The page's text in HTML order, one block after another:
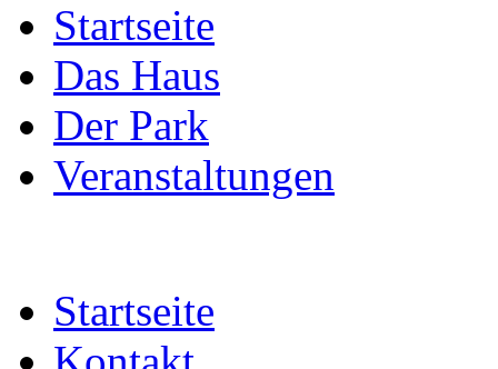
Startseite
Das Haus
Der Park
Veranstaltungen
Startseite